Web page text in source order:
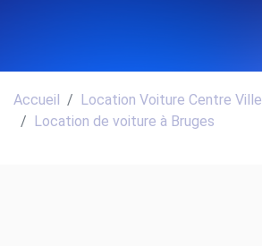
Accueil
Location Voiture Centre Ville
Location de voiture à Bruges